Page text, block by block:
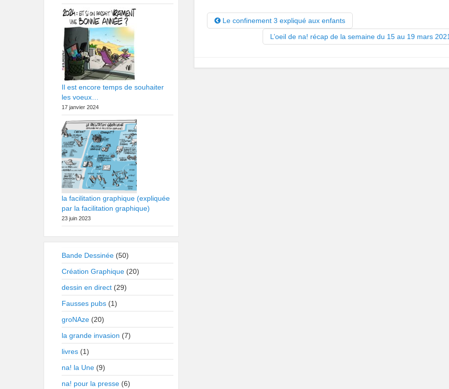
Le confinement 3 expliqué aux enfants
L’oeil de na! récap de la semaine du 15 au 19 mars 2021
Il est encore temps de souhaiter
les voeux…
17 janvier 2024
la facilitation graphique (expliquée
par la facilitation graphique)
23 juin 2023
Bande Dessinée (50)
Création Graphique (20)
dessin en direct (29)
Fausses pubs (1)
groNAze (20)
la grande invasion (7)
livres (1)
na! la Une (9)
na! pour la presse (6)